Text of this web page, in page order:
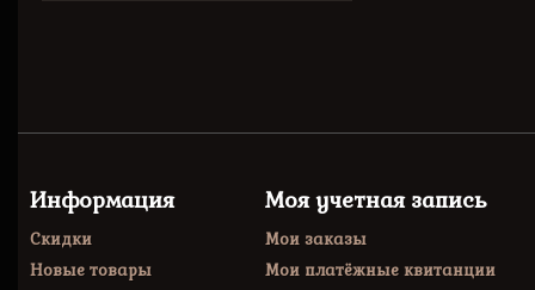
Информация
Скидки
Новые товары
Моя учетная запись
Мои заказы
Мои платёжные квитанции